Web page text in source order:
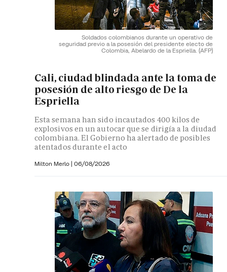
Soldados colombianos durante un operativo de
seguridad previo a la posesión del presidente electo de
Colombia, Abelardo de la Espriella. (AFP)
Cali, ciudad blindada ante la toma de
posesión de alto riesgo de De la
Espriella
Esta semana han sido incautados 400 kilos de
explosivos en un autocar que se dirigía a la diudad
colombiana. El Gobierno ha alertado de posibles
atentados durante el acto
Milton Merlo | 06/08/2026